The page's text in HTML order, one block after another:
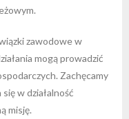
zawodowe w
mogą prowadzić
Zachęcamy
w działalność
misję.